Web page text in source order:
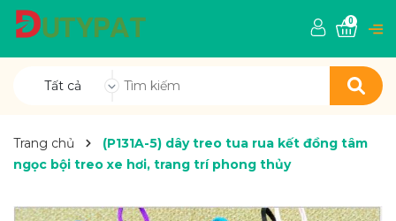
Tất cả
0
Trang chủ
(P131A-5) dây treo tua rua kết đồng tâm
ngọc bội treo xe hơi, trang trí phong thủy